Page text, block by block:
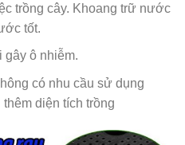
trồng cây. Khoang trữ nước
tốt.
gây ô nhiễm.
có nhu cầu sử dụng
diện tích trồng